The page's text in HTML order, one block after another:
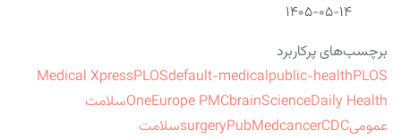
۱۴۰۵-۰۵-۱۴
برچسب‌های پرکاربرد
Medical XpressPLOSdefault-medicalpublic-healthPLOS
OneEurope PMCbrainScienceDaily Health
سلامت
عمومی
surgeryPubMedcancerCDC
سلامت